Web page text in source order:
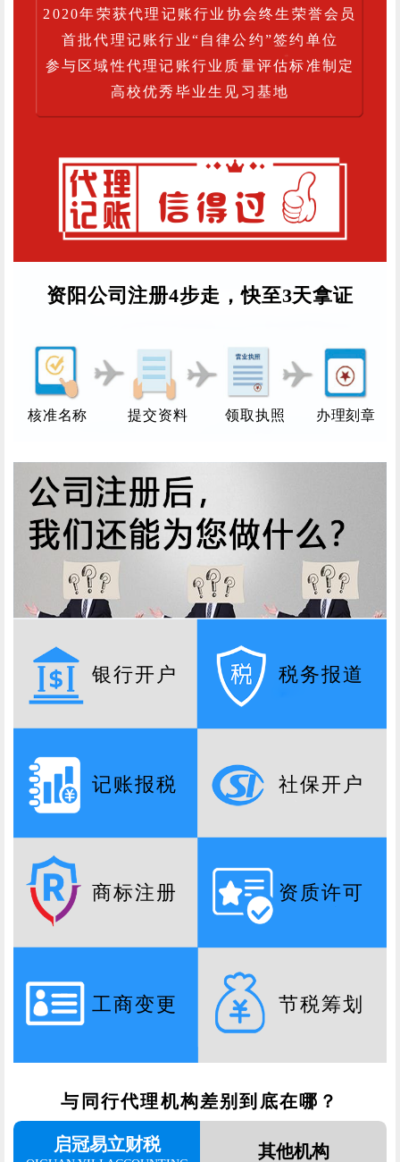
2020年荣获代理记账行业协会终生荣誉会员
首批代理记账行业“自律公约”签约单位
参与区域性代理记账行业质量评估标准制定
高校优秀毕业生见习基地
资阳公司注册4步走，快至3天拿证
核准名称 提交资料 领取执照 办理刻章
银行开户 税务报道
记账报税 社保开户
商标注册 资质许可
工商变更 节税筹划
与同行代理机构差别到底在哪？
启冠易立财税 其他机构